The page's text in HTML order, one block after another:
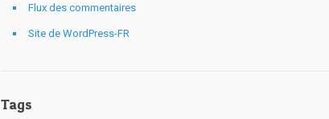
Flux des commentaires
Site de WordPress-FR
Tags